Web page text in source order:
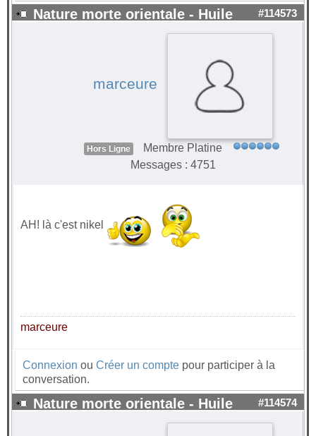
Nature morte orientale - Huile #114573
marceure
Hors Ligne
Membre Platine
Messages : 4751
AH! là c'est nikel
marceure
Connexion ou Créer un compte pour participer à la
conversation.
Nature morte orientale - Huile #114574